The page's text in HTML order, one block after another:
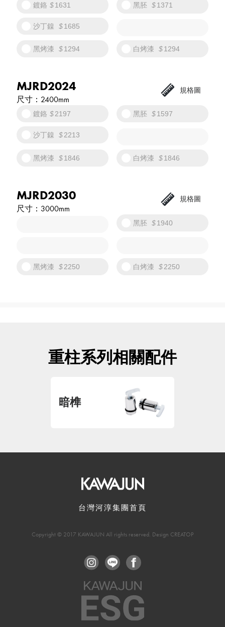
鍍鉻 1631 黑胚 1371
沙丁鎳 1685
黑烤漆 1294 白烤漆 1294
MJRD2024
2400mm
鍍鉻 2197 黑胚 1597
沙丁鎳 2213
黑烤漆 1846 白烤漆 1846
MJRD2030
3000mm
黑胚 1940
黑烤漆 2250 白烤漆 2250
重柱系列相關配件
暗榫
台灣河淳集團首頁
Copyright © 2017 KAWAJUN All rights reserved. Design CREATOP